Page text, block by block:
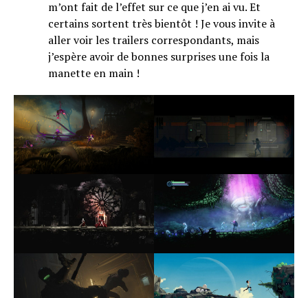
m’ont fait de l’effet sur ce que j’en ai vu. Et
certains sortent très bientôt ! Je vous invite à
aller voir les trailers correspondants, mais
j’espère avoir de bonnes surprises une fois la
manette en main !